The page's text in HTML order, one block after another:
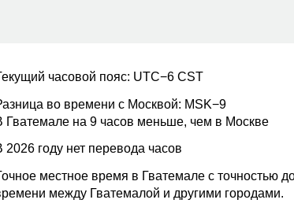
часовой пояс: UTC−6 CST
во времени с Москвой: MSK−9
Гватемале на 9 часов меньше, чем в Москве
2026 году нет перевода часов
местное время в Гватемале с точностью
между Гватемалой и другими городами.